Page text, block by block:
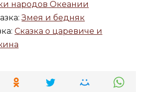
народов Океании
Змея и бедняк
Сказка о царевиче и